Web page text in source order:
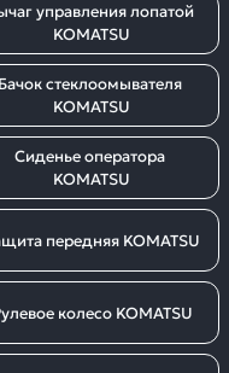
управления лопатой
KOMATSU
Бачок стеклоомывателя
KOMATSU
Сиденье оператора
KOMATSU
передняя KOMATSU
колесо KOMATSU